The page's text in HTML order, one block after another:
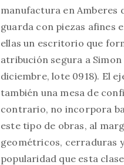
manufactura en Amberes
guarda con piezas afines
ellas un escritorio que
atribución segura a Simon
diciembre, lote 0918). El
también una mesa de
contrario, no incorpora
este tipo de obras, al
geométricos, cerraduras
popularidad que esta